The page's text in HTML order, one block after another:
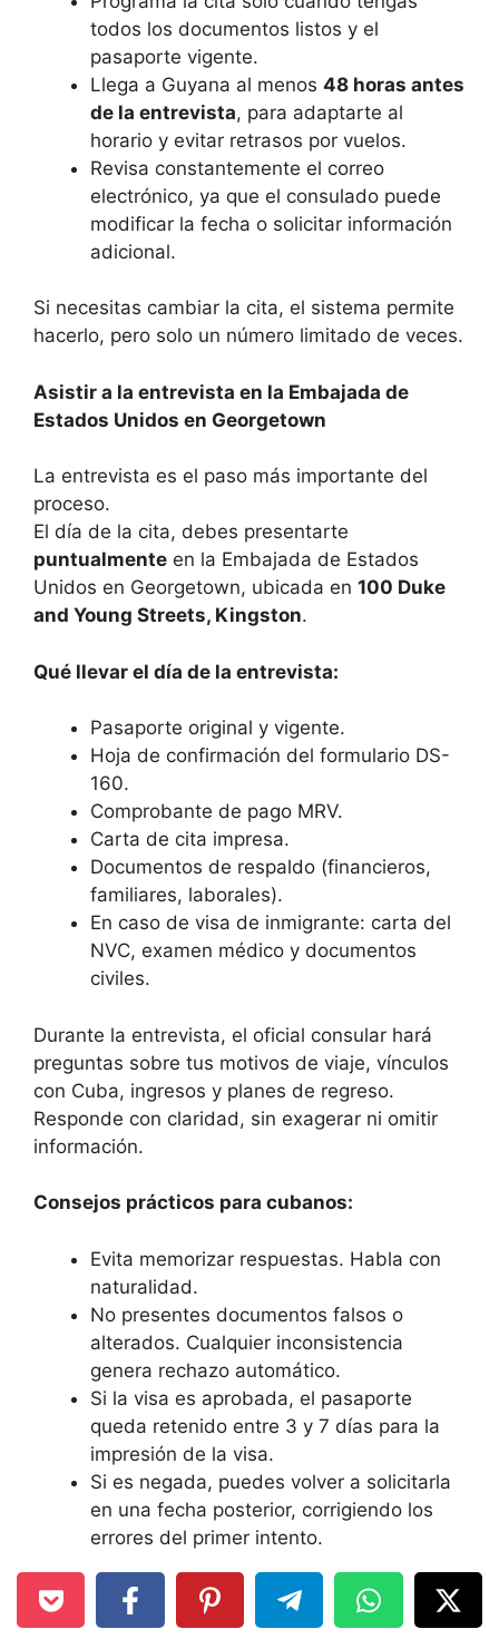
todos los documentos listos y el
pasaporte vigente.
Llega a Guyana al menos 48 horas antes
de la entrevista, para adaptarte al
horario y evitar retrasos por vuelos.
Revisa constantemente el correo
electrónico, ya que el consulado puede
modificar la fecha o solicitar información
adicional.
Si necesitas cambiar la cita, el sistema permite
hacerlo, pero solo un número limitado de veces.
Asistir a la entrevista en la Embajada de
Estados Unidos en Georgetown
La entrevista es el paso más importante del
proceso.
El día de la cita, debes presentarte
puntualmente en la Embajada de Estados
Unidos en Georgetown, ubicada en 100 Duke
and Young Streets, Kingston.
Qué llevar el día de la entrevista:
Pasaporte original y vigente.
Hoja de confirmación del formulario DS-
160.
Comprobante de pago MRV.
Carta de cita impresa.
Documentos de respaldo (financieros,
familiares, laborales).
En caso de visa de inmigrante: carta del
NVC, examen médico y documentos
civiles.
Durante la entrevista, el oficial consular hará
preguntas sobre tus motivos de viaje, vínculos
con Cuba, ingresos y planes de regreso.
Responde con claridad, sin exagerar ni omitir
información.
Consejos prácticos para cubanos:
Evita memorizar respuestas. Habla con
naturalidad.
No presentes documentos falsos o
alterados. Cualquier inconsistencia
genera rechazo automático.
Si la visa es aprobada, el pasaporte
queda retenido entre 3 y 7 días para la
impresión de la visa.
Si es negada, puedes volver a solicitarla
en una fecha posterior, corrigiendo los
errores del primer intento.
Recoger el pasaporte con la visa